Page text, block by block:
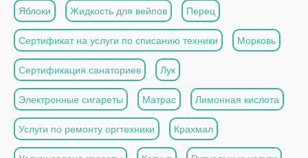
Яблоки Жидкость для вейпов Перец
Сертификат на услуги по списанию техники Морковь
Сертификация санаториев Лук
Электронные сигареты Матрас Лимонная кислота
Услуги по ремонту оргтехники Крахмал